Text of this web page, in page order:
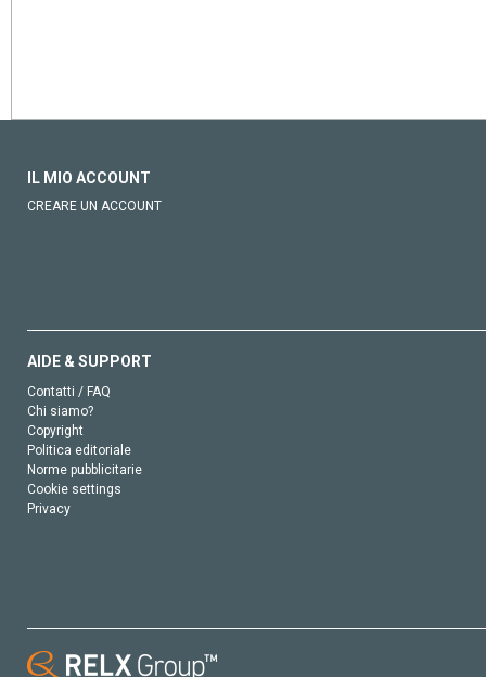
IL MIO ACCOUNT
CREARE UN ACCOUNT
AIDE & SUPPORT
Contatti / FAQ
Chi siamo?
Copyright
Politica editoriale
Norme pubblicitarie
Cookie settings
Privacy